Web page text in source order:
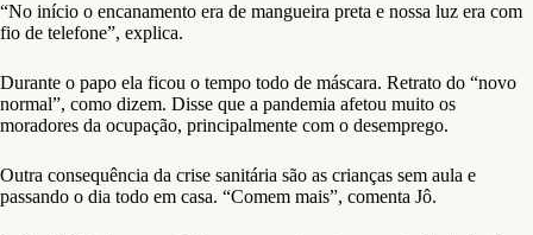
“No início o encanamento era de mangueira preta e nossa luz era com
fio de telefone”, explica.
Durante o papo ela ficou o tempo todo de máscara. Retrato do “novo
normal”, como dizem. Disse que a pandemia afetou muito os
moradores da ocupação, principalmente com o desemprego.
Outra consequência da crise sanitária são as crianças sem aula e
passando o dia todo em casa. “Comem mais”, comenta Jô.